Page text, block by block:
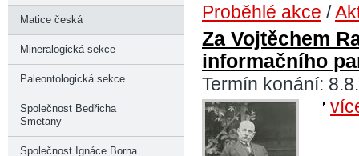
Proběhlé akce /
Za Vojtěchem
informačního
Termín konání:
Matice česká
Mineralogická sekce
Paleontologická sekce
Společnost Bedřicha
Smetany
Společnost Ignáce Borna